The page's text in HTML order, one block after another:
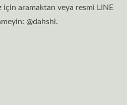
için aramaktan veya resmi LINE
@dahshi.